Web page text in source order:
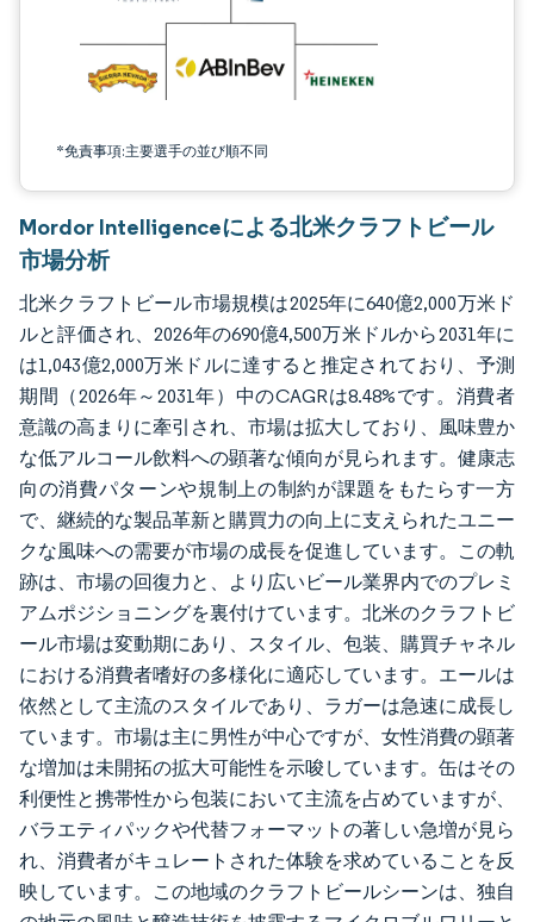
*免責事項:主要選手の並び順不同
Mordor Intelligenceによる北米クラフトビール
市場分析
北米クラフトビール市場規模は2025年に640億2,000万米ド
ルと評価され、2026年の690億4,500万米ドルから2031年に
は1,043億2,000万米ドルに達すると推定されており、予測
期間（2026年～2031年）中のCAGRは8.48%です。消費者
意識の高まりに牽引され、市場は拡大しており、風味豊か
な低アルコール飲料への顕著な傾向が見られます。健康志
向の消費パターンや規制上の制約が課題をもたらす一方
で、継続的な製品革新と購買力の向上に支えられたユニー
クな風味への需要が市場の成長を促進しています。この軌
跡は、市場の回復力と、より広いビール業界内でのプレミ
アムポジショニングを裏付けています。北米のクラフトビ
ール市場は変動期にあり、スタイル、包装、購買チャネル
における消費者嗜好の多様化に適応しています。エールは
依然として主流のスタイルであり、ラガーは急速に成長し
ています。市場は主に男性が中心ですが、女性消費の顕著
な増加は未開拓の拡大可能性を示唆しています。缶はその
利便性と携帯性から包装において主流を占めていますが、
バラエティパックや代替フォーマットの著しい急増が見ら
れ、消費者がキュレートされた体験を求めていることを反
映しています。この地域のクラフトビールシーンは、独自